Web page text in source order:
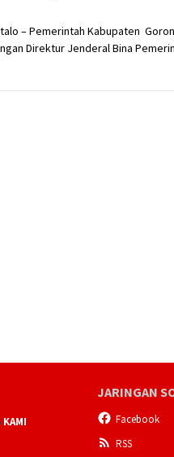
– Pemerintah Kabupaten
Direktur Jenderal Bina
KAMI
JARINGAN
Facebook
RSS